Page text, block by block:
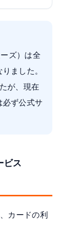
ズ）は全
ました。
が、現在
必ず公式サ
ビス
カードの利